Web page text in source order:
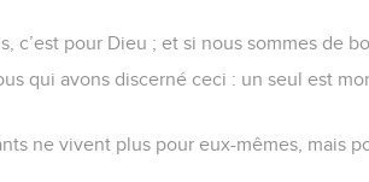
c’est pour Dieu ; et si nous sommes de
qui avons discerné ceci : un seul est
ne vivent plus pour eux-mêmes, mais